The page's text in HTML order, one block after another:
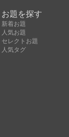
お題を探す
新着お題
人気お題
セレクトお題
人気タグ